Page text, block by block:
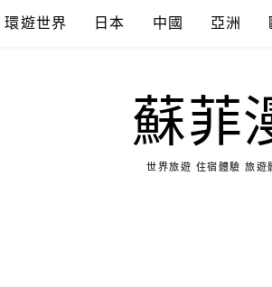
環遊世界 日本 中國 亞洲
蘇菲
世界旅遊 住宿體驗 旅遊